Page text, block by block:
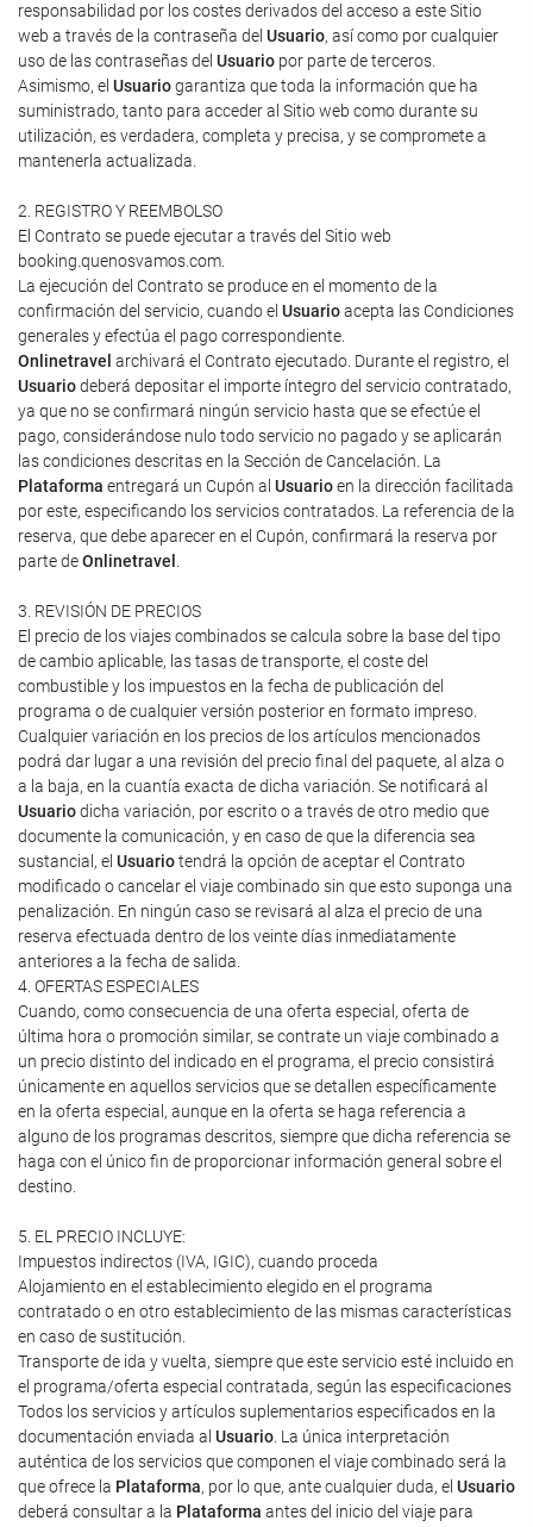
responsabilidad por los costes derivados del acceso a este Sitio
web a través de la contraseña del Usuario, así como por cualquier
uso de las contraseñas del Usuario por parte de terceros.
Asimismo, el Usuariogarantiza que toda la información que ha
suministrado, tanto para acceder al Sitio web como durante su
utilización, es verdadera, completa y precisa, y se compromete a
mantenerla actualizada.
2. REGISTRO Y REEMBOLSO
El Contrato se puede ejecutar a través del Sitio web
booking.quenosvamos.com.
La ejecución del Contrato se produce en el momento de la
confirmación del servicio, cuando el Usuarioacepta las Condiciones
generales y efectúa el pago correspondiente.
Onlinetravel archivará el Contrato ejecutado. Durante el registro, el
Usuariodeberá depositar el importe íntegro del servicio contratado,
ya que no se confirmará ningún servicio hasta que se efectúe el
pago, considerándose nulo todo servicio no pagado y se aplicarán
las condiciones descritas en la Sección de Cancelación. La
Plataforma entregará un Cupón al Usuarioen la dirección facilitada
por este, especificando los servicios contratados. La referencia de la
reserva, que debe aparecer en el Cupón, confirmará la reserva por
parte deOnlinetravel
3. REVISIÓN DE PRECIOS
El precio de los viajes combinados se calcula sobre la base del tipo
de cambio aplicable, las tasas de transporte, el coste del
combustible y los impuestos en la fecha de publicación del
programa o de cualquier versión posterior en formato impreso.
Cualquier variación en los precios de los artículos mencionados
podrá dar lugar a una revisión del precio final del paquete, al alza o
a la baja, en la cuantía exacta de dicha variación. Se notificará al
Usuariodicha variación, por escrito o a través de otro medio que
documente la comunicación, y en caso de que la diferencia sea
sustancial, el Usuariotendrá la opción de aceptar el Contrato
modificado o cancelar el viaje combinado sin que esto suponga una
penalización. En ningún caso se revisará al alza el precio de una
reserva efectuada dentro de los veinte días inmediatamente
anteriores a la fecha de salida.
4. OFERTAS ESPECIALES
Cuando, como consecuencia de una oferta especial, oferta de
última hora o promoción similar, se contrate un viaje combinado a
un precio distinto del indicado en el programa, el precio consistirá
únicamente en aquellos servicios que se detallen específicamente
en la oferta especial, aunque en la oferta se haga referencia a
alguno de los programas descritos, siempre que dicha referencia se
haga con el único fin de proporcionar información general sobre el
destino.
5. EL PRECIO INCLUYE:
Impuestos indirectos (IVA, IGIC), cuando proceda
Alojamiento en el establecimiento elegido en el programa
contratado o en otro establecimiento de las mismas características
en caso de sustitución.
Transporte de ida y vuelta, siempre que este servicio esté incluido en
el programa/oferta especial contratada, según las especificaciones
Todos los servicios y artículos suplementarios especificados en la
documentación enviada al Usuario . La única interpretación
auténtica de los servicios que componen el viaje combinado será la
que ofrece la Plataforma, por lo que, ante cualquier duda, el Usuario
deberá consultar a la Plataforma antes del inicio del viaje para